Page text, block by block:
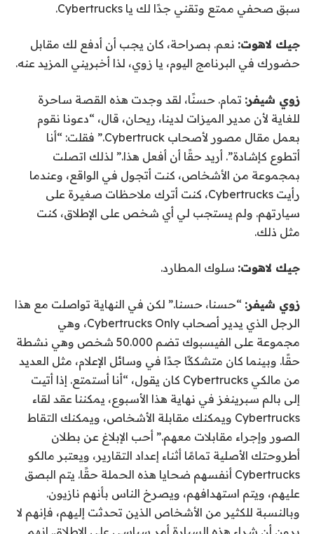
سبق صحفي ممتع وتقني جدًا لك يا Cybertrucks.
جيك لاهوت: نعم. بصراحة، كان يجب أن أدفع لك مقابل
حضورك في البرنامج اليوم، يا زوي، لذا أخبريني المزيد عنه.
زوي شيفر: تمام. حسنًا، لقد وجدت هذه القصة ساحرة
للغاية لأن مدير الميزات لدينا، ريحان، قال، “دعونا نقوم
بعمل مقال مصور لأصحاب Cybertruck.” فقلت: “أنا
أتطوع كإشادة”. أريد حقًا أن أفعل هذا.” لذلك اتصلت
بمجموعة من الأشخاص، كنت أتجول في الواقع، وعندما
رأيت Cybertrucks، كنت أترك ملاحظات صغيرة على
سيارتهم. ولم يستجب لي أي شخص على الإطلاق، كنت
مثل ذلك.
جيك لاهوت: سلوك المطارد.
زوي شيفر: “حسنا، حسنا.” لكن في النهاية تواصلت مع هذا
الرجل الذي يدير أصحاب Cybertrucks Only، وهي
مجموعة على الفيسبوك تضم 50.000 شخص وهي نشطة
حقًا. وبينما كان متشككًا جدًا في وسائل الإعلام، مثل العديد
من مالكي Cybertrucks كان يقول، “أنا أستمتع. إذا أتيت
إلى بالم سبرينغز في نهاية هذا الأسبوع، يمكننا عقد لقاء
Cybertrucks ويمكنك مقابلة الأشخاص، ويمكنك التقاط
الصور وإجراء مقابلات معهم.” أحب الإبلاغ عن بطلان
أطروحتك الأصلية تمامًا أثناء إعداد التقارير، ويعتبر مالكو
Cybertrucks أنفسهم ضحايا هذه الحملة حقًا. يتم البصق
عليهم، ويتم استهدافهم، ويصرخ الناس بأنهم نازيون.
وبالنسبة للكثير من الأشخاص الذين تحدثت إليهم، فإنهم لا
يرون أن شراء هذه السيارة أمر سياسي على الإطلاق. إنهم